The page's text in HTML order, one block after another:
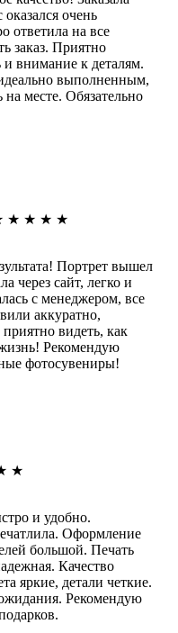
очень
ответила на все
заказ. Приятно
и внимание к деталям.
выполненным,
на месте. Обязательно
★ ★ ★ ★
Портрет вышел
через сайт, легко и
с менеджером, все
аккуратно,
видеть, как
Рекомендую
фотосувениры!
★
и удобно.
Оформление
большой. Печать
Качество
яркие, детали четкие.
Рекомендую